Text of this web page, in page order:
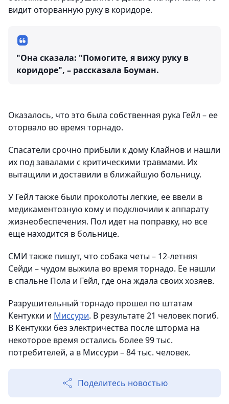
видит оторванную руку в коридоре.
"Она сказала: "Помогите, я вижу руку в
коридоре", – рассказала Боуман.
Оказалось, что это была собственная рука Гейл – ее
оторвало во время торнадо.
Спасатели срочно прибыли к дому Клайнов и нашли
их под завалами с критическими травмами. Их
вытащили и доставили в ближайшую больницу.
У Гейл также были проколоты легкие, ее ввели в
медикаментозную кому и подключили к аппарату
жизнеобеспечения. Пол идет на поправку, но все
еще находится в больнице.
СМИ также пишут, что собака четы – 12-летняя
Сейди – чудом выжила во время торнадо. Ее нашли
в спальне Пола и Гейл, где она ждала своих хозяев.
Разрушительный торнадо прошел по штатам
Кентукки и Миссури. В результате 21 человек погиб.
В Кентукки без электричества после шторма на
некоторое время остались более 99 тыс.
потребителей, а в Миссури – 84 тыс. человек.
Поделитесь новостью